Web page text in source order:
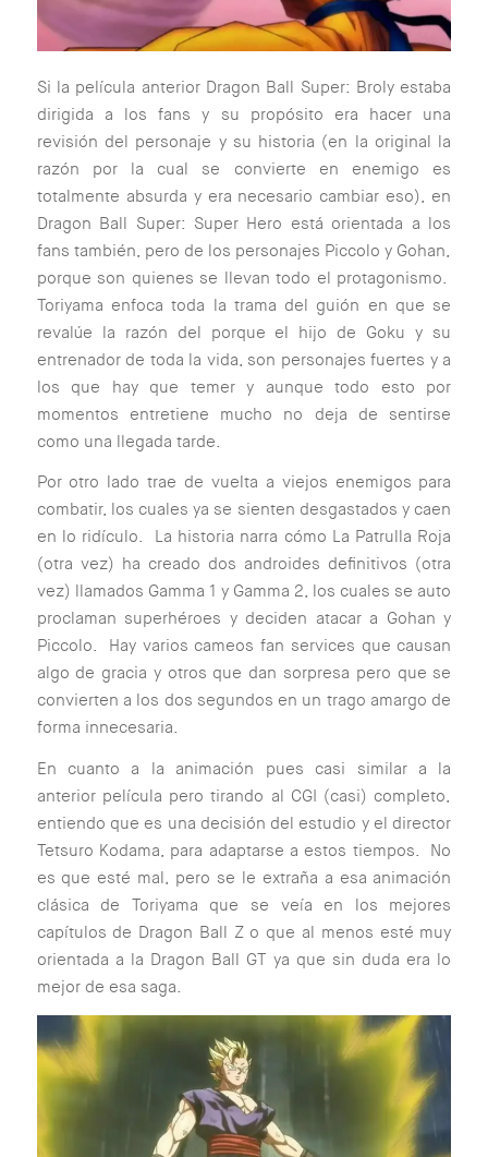
Si la película anterior Dragon Ball Super: Broly estaba
dirigida a los fans y su propósito era hacer una
revisión del personaje y su historia (en la original la
razón por la cual se convierte en enemigo es
totalmente absurda y era necesario cambiar eso), en
Dragon Ball Super: Super Hero está orientada a los
fans también, pero de los personajes Piccolo y Gohan,
porque son quienes se llevan todo el protagonismo.
Toriyama enfoca toda la trama del guión en que se
revalúe la razón del porque el hijo de Goku y su
entrenador de toda la vida, son personajes fuertes y a
los que hay que temer y aunque todo esto por
momentos entretiene mucho no deja de sentirse
como una llegada tarde.
Por otro lado trae de vuelta a viejos enemigos para
combatir, los cuales ya se sienten desgastados y caen
en lo ridículo. La historia narra cómo La Patrulla Roja
(otra vez) ha creado dos androides definitivos (otra
vez) llamados Gamma 1 y Gamma 2, los cuales se auto
proclaman superhéroes y deciden atacar a Gohan y
Piccolo. Hay varios cameos fan services que causan
algo de gracia y otros que dan sorpresa pero que se
convierten a los dos segundos en un trago amargo de
forma innecesaria.
En cuanto a la animación pues casi similar a la
anterior película pero tirando al CGI (casi) completo,
entiendo que es una decisión del estudio y el director
Tetsuro Kodama, para adaptarse a estos tiempos. No
es que esté mal, pero se le extraña a esa animación
clásica de Toriyama que se veía en los mejores
capítulos de Dragon Ball Z o que al menos esté muy
orientada a la Dragon Ball GT ya que sin duda era lo
mejor de esa saga.